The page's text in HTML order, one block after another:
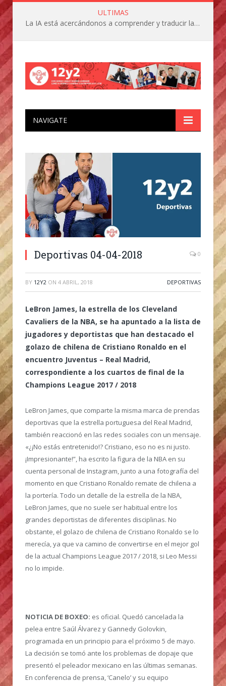
ULTIMAS
La IA está acercándonos a comprender y traducir las vocalizaciones y comportamientos de nuestras mascotas
NAVIGATE
Deportivas 04-04-2018 0
BY 12Y2 ON 4 ABRIL, 2018 DEPORTIVAS
LeBron James, la estrella de los Cleveland
Cavaliers de la NBA, se ha apuntado a la lista de
jugadores y deportistas que han destacado el
golazo de chilena de Cristiano Ronaldo en el
encuentro Juventus – Real Madrid,
correspondiente a los cuartos de final de la
Champions League 2017 / 2018
LeBron James, que comparte la misma marca de prendas
deportivas que la estrella portuguesa del Real Madrid,
también reaccionó en las redes sociales con un mensaje.
«¿¡No estás entretenido!? Cristiano, eso no es ni justo.
¡Impresionante!”, ha escrito la figura de la NBA en su
cuenta personal de Instagram, junto a una fotografía del
momento en que Cristiano Ronaldo remate de chilena a
la portería. Todo un detalle de la estrella de la NBA,
LeBron James, que no suele ser habitual entre los
grandes deportistas de diferentes disciplinas. No
obstante, el golazo de chilena de Cristiano Ronaldo se lo
merecía, ya que va camino de convertirse en el mejor gol
de la actual Champions League 2017 / 2018, si Leo Messi
no lo impide.
NOTICIA DE BOXEO: es oficial. Quedó cancelada la
pelea entre Saúl Álvarez y Gannedy Golovkin,
programada en un principio para el próximo 5 de mayo.
La decisión se tomó ante los problemas de dopaje que
presentó el peleador mexicano en las últimas semanas.
En conferencia de prensa, ‘Canelo’ y su equipo